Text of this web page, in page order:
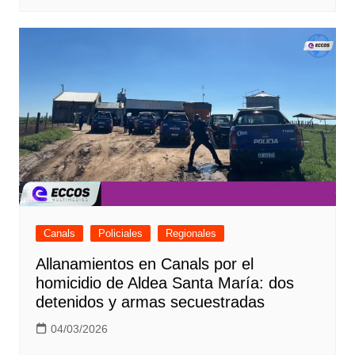
Canals Policiales Regionales
Allanamientos en Canals por el
homicidio de Aldea Santa María: dos
detenidos y armas secuestradas
04/03/2026